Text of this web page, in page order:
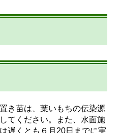
き苗は、葉いもちの伝染源
てください。また、水面施
遅くとも６月20日までに実